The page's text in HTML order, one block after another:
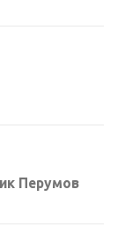
Перумов